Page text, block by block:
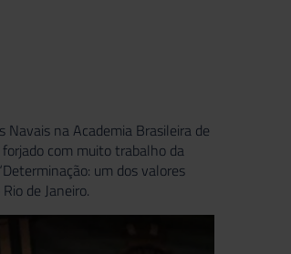
Navais na Academia Brasileira de
com muito trabalho da
um dos valores
de Janeiro.